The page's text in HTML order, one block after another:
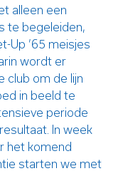
alleen een
te begeleiden,
Up ’65 meisjes
wordt er
club om de lijn
in beeld te
periode
In week
het komend
starten we met